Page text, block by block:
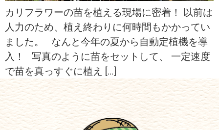
カリフラワーの苗を植える現場に密着！ 以前は
人力のため、植え終わりに何時間もかかってい
ました。 なんと今年の夏から自動定植機を導
入！ 写真のように苗をセットして、 一定速度
で苗を真っすぐに植え […]